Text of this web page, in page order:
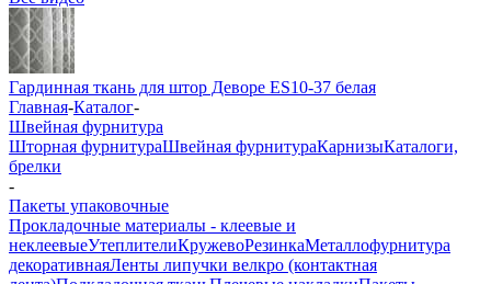
Гардинная ткань для штор Деворе ES10-37 белая
Главная-Каталог-
Швейная фурнитура
Шторная фурнитураШвейная фурнитураКарнизыКаталоги,
брелки
-
Пакеты упаковочные
Прокладочные материалы - клеевые и
неклеевыеУтеплителиКружевоРезинкаМеталлофурнитура
декоративнаяЛенты липучки велкро (контактная